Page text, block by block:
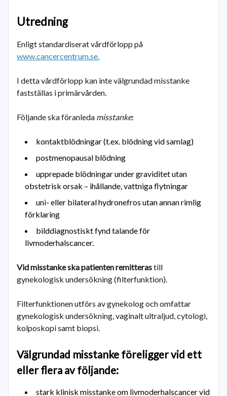
Utredning
Enligt standardiserat vårdförlopp på
www.cancercentrum.se.
I detta vårdförlopp kan inte välgrundad misstanke
fastställas i primärvården.
Följande ska föranleda misstanke:
kontaktblödningar (t.ex. blödning vid samlag)
postmenopausal blödning
upprepade blödningar under graviditet utan
obstetrisk orsak – ihållande, vattniga flytningar
uni- eller bilateral hydronefros utan annan rimlig
förklaring
bilddiagnostiskt fynd talande för
livmoderhalscancer.
Vid misstanke ska patienten remitterastill
gynekologisk undersökning (filterfunktion).
Filterfunktionen utförs av gynekolog och omfattar
gynekologisk undersökning, vaginalt ultraljud, cytologi,
kolposkopi samt biopsi.
Välgrundad misstanke föreligger vid ett
eller flera av följande:
stark klinisk misstanke om livmoderhalscancer vid